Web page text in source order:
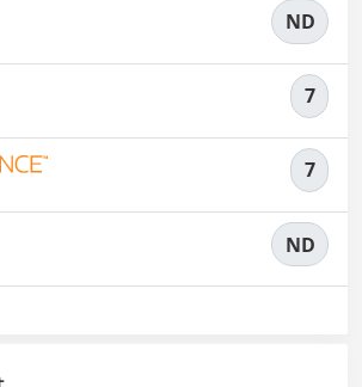
ND
7
7
ND